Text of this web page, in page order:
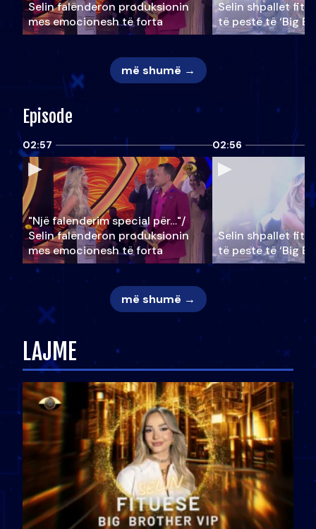
Selin falënderon produksionin
mes emocionesh të forta
Selin shpallet
të pestë të ‘Big
më shumë →
Episode
02:57
"Një falenderim special për…"/
Selin falënderon produksionin
mes emocionesh të forta
02:56
Selin shpallet
të pestë të ‘Big
më shumë →
LAJME